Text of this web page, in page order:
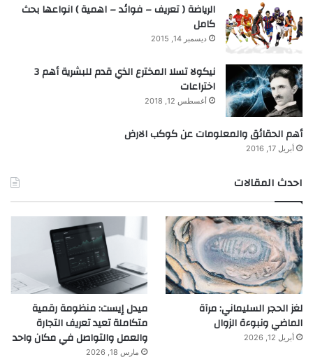
الرياضة ( تعريف – فوائد – اهمية ) انواعها بحث
كامل
ديسمبر 14, 2015
نيكولا تسلا المخترع الذي قدم للبشرية أهم 3
اختراعات
أغسطس 12, 2018
أهم الحقائق والمعلومات عن كوكب الارض
أبريل 17, 2016
احدث المقالات
لغز الحجر السليماني: مرآة
الماضي ونبوءة الزوال
أبريل 12, 2026
ميدل إيست: منظومة رقمية
متكاملة تعيد تعريف التجارة
والعمل والتواصل في مكان واحد
مارس 18, 2026